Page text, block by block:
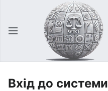
Відкрити головне меню
Вхід до системи